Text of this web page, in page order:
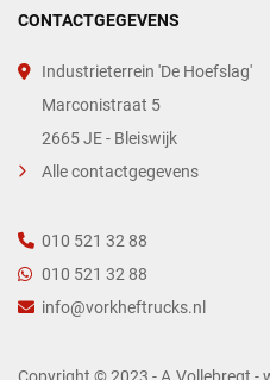
CONTACTGEGEVENS
Industrieterrein 'De Hoefslag'
Marconistraat 5
2665 JE - Bleiswijk
Alle contactgegevens
010 521 32 88
010 521 32 88
info@vorkheftrucks.nl